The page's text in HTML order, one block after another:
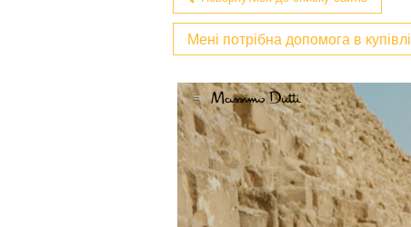
Мені потрібна допомога в купівлі